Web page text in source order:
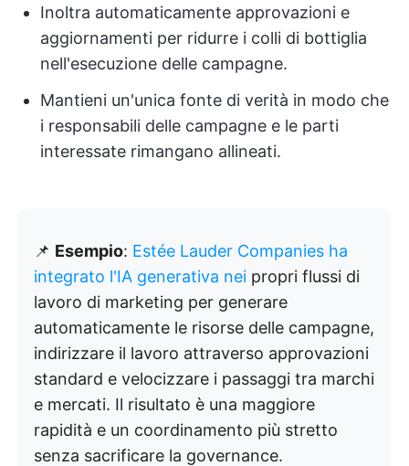
Inoltra automaticamente approvazioni e
aggiornamenti per ridurre i colli di bottiglia
nell'esecuzione delle campagne.
Mantieni un'unica fonte di verità in modo che
i responsabili delle campagne e le parti
interessate rimangano allineati.
📌 Esempio: Estée Lauder Companies ha
integrato l'IA generativa nei propri flussi di
lavoro di marketing per generare
automaticamente le risorse delle campagne,
indirizzare il lavoro attraverso approvazioni
standard e velocizzare i passaggi tra marchi
e mercati. Il risultato è una maggiore
rapidità e un coordinamento più stretto
senza sacrificare la governance.